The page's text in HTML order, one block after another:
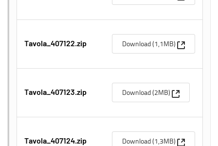
Tavola_407122.zip Download (1,1MB) (Apre una
Tavola_407123.zip Download (2MB) (Apre una
Tavola_407124.zip Download (1,3MB) (Apre una